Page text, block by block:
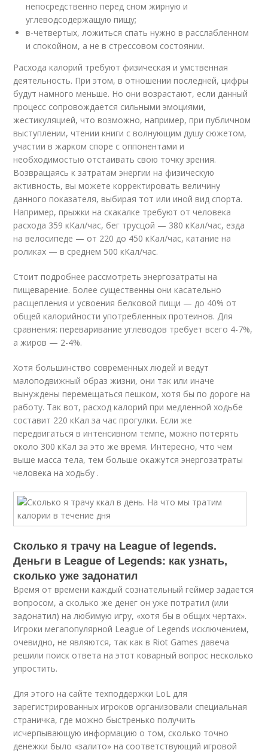
непосредственно перед сном жирную и
углеводсодержащую пищу;
в-четвертых, ложиться спать нужно в расслабленном
и спокойном, а не в стрессовом состоянии.
Расхода калорий требуют физическая и умственная
деятельность. При этом, в отношении последней, цифры
будут намного меньше. Но они возрастают, если данный
процесс сопровождается сильными эмоциями,
жестикуляцией, что возможно, например, при публичном
выступлении, чтении книги с волнующим душу сюжетом,
участии в жарком споре с оппонентами и
необходимостью отстаивать свою точку зрения.
Возвращаясь к затратам энергии на физическую
активность, вы можете корректировать величину
данного показателя, выбирая тот или иной вид спорта.
Например, прыжки на скакалке требуют от человека
расхода 359 кКал/час, бег трусцой — 380 кКал/час, езда
на велосипеде — от 220 до 450 кКал/час, катание на
роликах — в среднем 500 кКал/час.
Стоит подробнее рассмотреть энергозатраты на
пищеварение. Более существенны они касательно
расщепления и усвоения белковой пищи — до 40% от
общей калорийности употребленных протеинов. Для
сравнения: переваривание углеводов требует всего 4-7%,
а жиров — 2-4%.
Хотя большинство современных людей и ведут
малоподвижный образ жизни, они так или иначе
вынуждены перемещаться пешком, хотя бы по дороге на
работу. Так вот, расход калорий при медленной ходьбе
составит 220 кКал за час прогулки. Если же
передвигаться в интенсивном темпе, можно потерять
около 300 кКал за это же время. Интересно, что чем
выше масса тела, тем больше окажутся энергозатраты
человека на ходьбу .
Сколько я трачу на League of legends.
Деньги в League of Legends: как узнать,
сколько уже задонатил
Время от времени каждый сознательный геймер задается
вопросом, а сколько же денег он уже потратил (или
задонатил) на любимую игру, «хотя бы в общих чертах».
Игроки мегапопулярной League of Legends исключением,
очевидно, не являются, так как в Riot Games давеча
решили поиск ответа на этот коварный вопрос несколько
упростить.
Для этого на сайте техподдержки LoL для
зарегистрированных игроков организовали специальная
страничка, где можно быстренько получить
исчерпывающую информацию о том, сколько точно
денежки было «залито» на соответствующий игровой